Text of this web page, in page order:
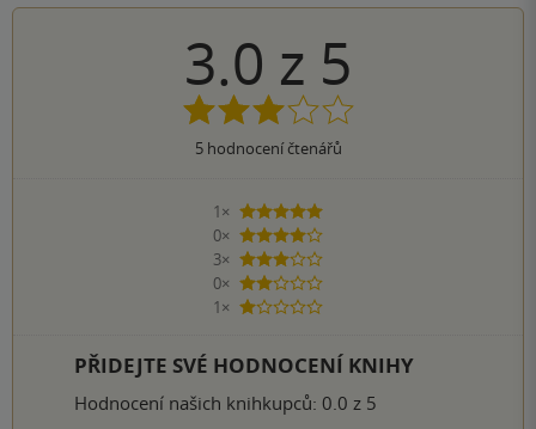
3.0 z 5
5hodnocení čtenářů
1×
5 hvězdiček
0×
4 hvězdičky
3×
3 hvězdičky
0×
2 hvězdičky
1×
1 hvezdička
PŘIDEJTE SVÉ HODNOCENÍ KNIHY
Hodnocení našich knihkupců: 0.0 z 5